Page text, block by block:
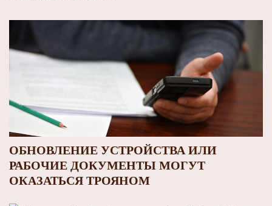
ОБНОВЛЕНИЕ УСТРОЙСТВА ИЛИ
РАБОЧИЕ ДОКУМЕНТЫ МОГУТ
ОКАЗАТЬСЯ ТРОЯНОМ